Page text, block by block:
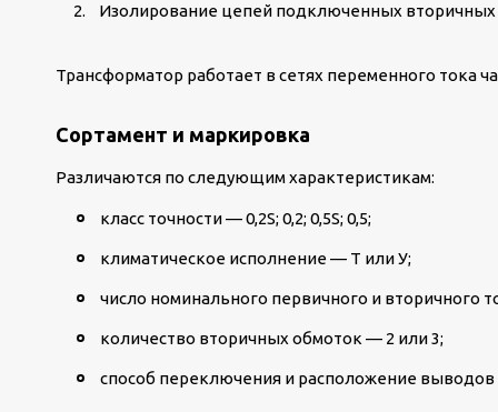
Изолирование цепей подключенных вторичных
Трансформатор работает в сетях переменного тока
Сортамент и маркировка
Различаются по следующим характеристикам:
класс точности — 0,2S; 0,2; 0,5S; 0,5;
климатическое исполнение — Т или У;
число номинального первичного и вторичного
количество вторичных обмоток — 2 или 3;
способ переключения и расположение